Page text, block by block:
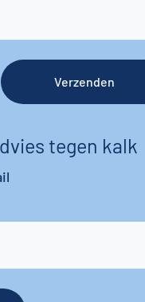
Verzenden
tegen kalk